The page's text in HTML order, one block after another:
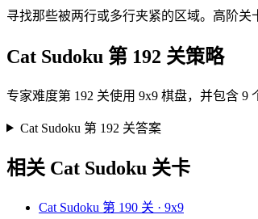
寻找那些被两行或多行夹紧的区域。高阶关
Cat Sudoku 第 192 关策略
专家难度第 192 关使用 9x9 棋盘，并包含
Cat Sudoku 第 192 关答案
相关 Cat Sudoku 关卡
Cat Sudoku 第 190 关 · 9x9